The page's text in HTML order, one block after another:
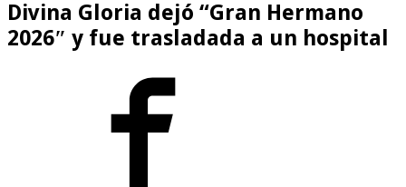
Divina Gloria dejó “Gran Hermano
2026″ y fue trasladada a un hospital